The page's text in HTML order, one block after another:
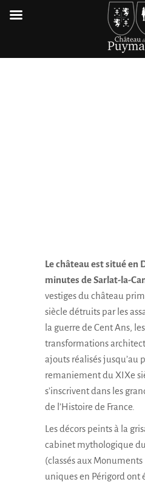
Lechâteau est situé en
minutes de Sarlat-la-
vestiges du château
siècle détruits par les
la guerre de Cent Ans, les
transformations
ajouts réalisés jusqu’au
remaniement du XIXe
s’inscrivent dans les
de l’Histoire de France.
Les décors peints à la
cabinet mythologique
(classés aux
uniques en Périgord ont